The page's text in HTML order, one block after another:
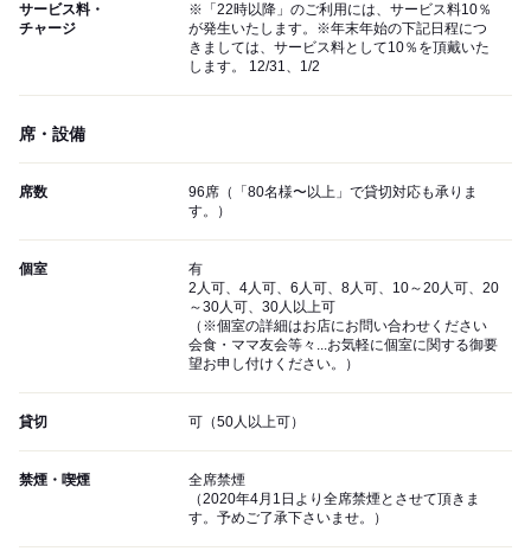
サービス料・
チャージ
※「22時以降」のご利用には、サービス料10％
が発生いたします。※年末年始の下記日程につ
きましては、サービス料として10％を頂戴いた
します。 12/31、1/2
席・設備
席数
96席（「80名様〜以上」で貸切対応も承りま
す。）
個室
有
2人可、4人可、6人可、8人可、10～20人可、20
～30人可、30人以上可
（※個室の詳細はお店にお問い合わせください
会食・ママ友会等々...お気軽に個室に関する御要
望お申し付けください。）
貸切 可（50人以上可）
禁煙・喫煙
全席禁煙
（2020年4月1日より全席禁煙とさせて頂きま
す。予めご了承下さいませ。）